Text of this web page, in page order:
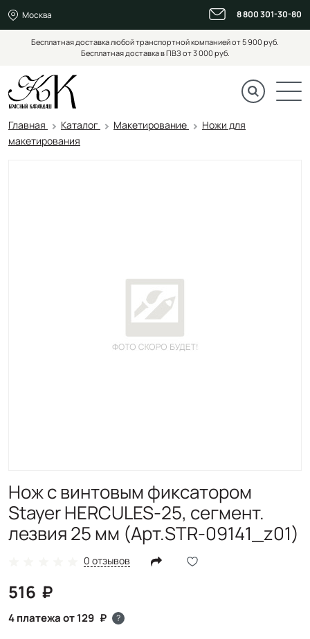
Москва 8 800 301-30-80
Бесплатная доставка любой транспортной компанией от 5 900 руб.
Бесплатная доставка в ПВЗ от 3 000 руб.
Главная Каталог Макетирование
Ножи для
макетирования
Нож с винтовым фиксатором
Stayer HERCULES-25, сегмент.
лезвия 25 мм (Арт.STR-09141_z01)
0 отзывов
516
4 платежа от 129 ?